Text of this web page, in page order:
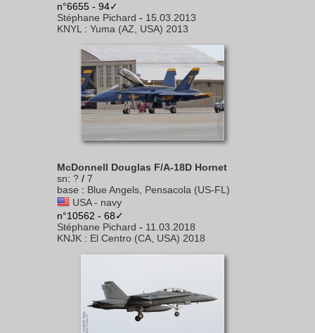
n°6655 - 94✓
Stéphane Pichard - 15.03.2013
KNYL : Yuma (AZ, USA) 2013
McDonnell Douglas F/A-18D Hornet
sn: ? / 7
base : Blue Angels, Pensacola (US-FL)
USA - navy
n°10562 - 68✓
Stéphane Pichard - 11.03.2018
KNJK : El Centro (CA, USA) 2018